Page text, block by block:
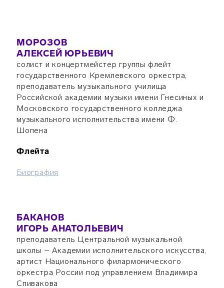
МОРОЗОВ
АЛЕКСЕЙ ЮРЬЕВИЧ
солист и концертмейстер группы флейт
государственного Кремлевского оркестра,
преподаватель музыкального училища
Российской академии музыки имени Гнесиных и
Московского государственного колледжа
музыкального исполнительства имени Ф.
Шопена
Флейта
Биография
БАКАНОВ
ИГОРЬ АНАТОЛЬЕВИЧ
преподаватель Центральной музыкальной
школы – Академии исполнительского искусства,
артист Национального филармонического
оркестра России под управлением Владимира
Спивакова